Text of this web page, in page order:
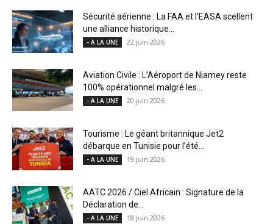
Sécurité aérienne : La FAA et l’EASA scellent
une alliance historique...
- A LA UNE 22 juin 2026
Aviation Civile : L’Aéroport de Niamey reste
100% opérationnel malgré les...
- A LA UNE 20 juin 2026
Tourisme : Le géant britannique Jet2
débarque en Tunisie pour l’été...
- A LA UNE 19 juin 2026
AATC 2026 / Ciel Africain : Signature de la
Déclaration de...
- A LA UNE 18 juin 2026